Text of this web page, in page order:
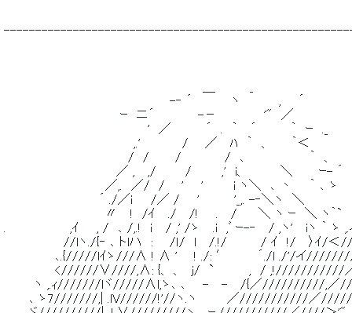
-‐ ´　　　　 ヽ　　　　 ,　　´
ｰ　ニ´　　　　　-－　　　　　 '"　／
'　／　　　　´　.　｀　 ´　 　　 ｀　ｰ　._
,.' 　 　 　 / 　 ／　 ﾊ　｀　、　　 ｀＜
/　/　　　/　　　　　/　､　　　　　　　 ｀　、　　　
／ , 　,/ 　 　 /　　　 ,'　i、　　　　＼　　　ｰ- ´
／,.　／/　/ 　 '　　'　　　 i ヽ＼　､ 丶　　｀ ､ ゝ
´ ./／ｉ　　/／ /　　'　　　　'_,. -‐＼ヽ　＼　　　　　　　
〃　 !　/ｲ　 ./　 /!　　. 　/　　 ＼ ヽ ｰ　＼ ヽ｀`　
.　　　　 　 　 ,ｲ　　, /　､ /,.!　ｉ　 / ,' /ゝ 　.i　,ﾞ ｰ-‐ 　/ ,ヽ'　 iヽ ｀
//lヽ./{‐ ､ トlハ　: 　 /ｌ/　l　 /.!/　 　 　/ ｲ　!/　 〉ｲ/
､.{/////lｲゝ///∧ ! ∧ ' 　 ! ./: ′ 　 　 ´./l ./'/イ
<//////∨////,∧: {、 、　ｊ/　`　　　　,　/
ヽ ,.ｨ///////lヾ/////∧l,ゝ､ ､ 　 - 　- 　/{／//////////,／////＜　
､ ゝ7///////,| .lV//////!'//ヽ.ヽ　　　 ／///////////／